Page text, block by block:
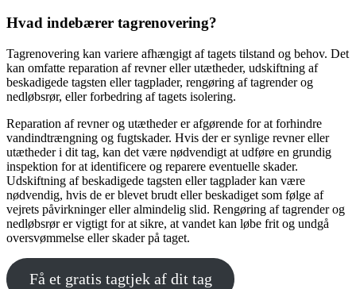
Hvad indebærer tagrenovering?
Tagrenovering kan variere afhængigt af tagets tilstand og behov. Det
kan omfatte reparation af revner eller utætheder, udskiftning af
beskadigede tagsten eller tagplader, rengøring af tagrender og
nedløbsrør, eller forbedring af tagets isolering.
Reparation af revner og utætheder er afgørende for at forhindre
vandindtrængning og fugtskader. Hvis der er synlige revner eller
utætheder i dit tag, kan det være nødvendigt at udføre en grundig
inspektion for at identificere og reparere eventuelle skader.
Udskiftning af beskadigede tagsten eller tagplader kan være
nødvendig, hvis de er blevet brudt eller beskadiget som følge af
vejrets påvirkninger eller almindelig slid. Rengøring af tagrender og
nedløbsrør er vigtigt for at sikre, at vandet kan løbe frit og undgå
oversvømmelse eller skader på taget.
Få et gratis tagtjek af dit tag